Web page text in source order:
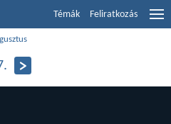
Témák Feliratkozás